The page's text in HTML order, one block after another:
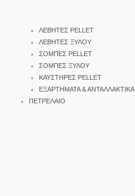
ΛΕΒΗΤΕΣ PELLET
ΛΕΒΗΤΕΣ ΞΥΛΟΥ
ΣΟΜΠΕΣ PELLET
ΣΟΜΠΕΣ ΞΥΛΟΥ
ΚΑΥΣΤΗΡΕΣ PELLET
ΕΞΑΡΤΗΜΑΤΑ & ΑΝΤΑΛΛΑΚΤΙΚΑ
ΠΕΤΡΕΛΑΙΟ